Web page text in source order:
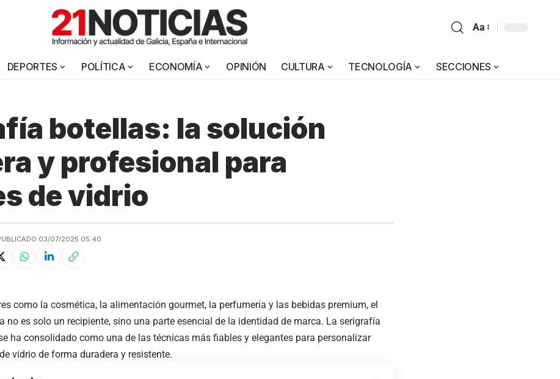
Aa
DEPORTES POLÍTICA ECONOMÍA OPINIÓN CULTURA TECNOLOGÍA SECCIONES
botellas: la solución
y profesional para
de vidrio
03/07/2025 05:40
como la cosmética, la alimentación gourmet, la perfumería y las bebidas premium, el
no es solo un recipiente, sino una parte esencial de la identidad de marca. La serigrafía
ha consolidado como una de las técnicas más fiables y elegantes para personalizar
vidrio de forma duradera y resistente.